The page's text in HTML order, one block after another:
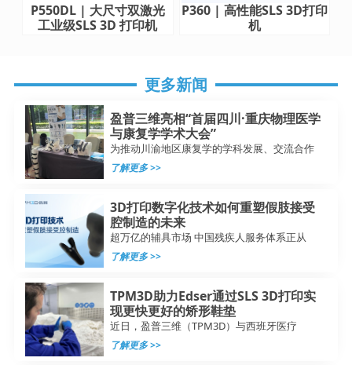
P550DL | 大尺寸双激光
工业级SLS 3D 打印机
P360 | 高性能SLS 3D打印
机
更多新闻
盈普三维亮相“首届四川·重庆物理医学
与康复学学术大会”
为推动川渝地区康复学的学科发展、交流合作
了解更多 >>
3D打印数字化技术如何重塑假肢接受
腔制造的未来
超万亿的辅具市场 中国残疾人服务体系正从
了解更多 >>
TPM3D助力Edser通过SLS 3D打印实
现更快更好的矫形鞋垫
近日，盈普三维（TPM3D）与西班牙医疗
了解更多 >>